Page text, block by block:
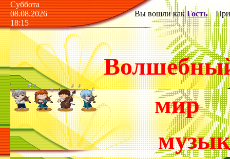
Суббота
08.08.2026
18:15
Вы вошли как Гость
мир